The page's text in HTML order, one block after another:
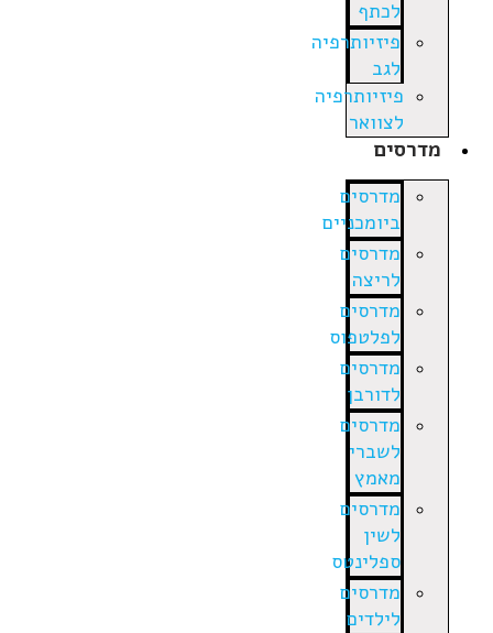
לכתף
פיזיותרפיה
לגב
פיזיותרפיה
לצוואר
מדרסים
מדרסים
ביומכניים
מדרסים
לריצה
מדרסים
לפלטפוס
מדרסים
לדורבן
מדרסים
לשברי
מאמץ
מדרסים
לשין
ספלינטס
מדרסים
לילדים